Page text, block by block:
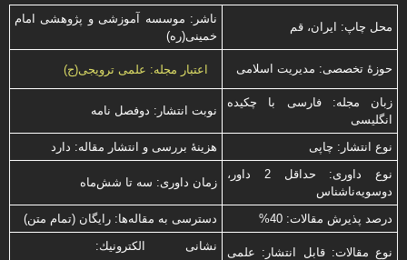
محل چاپ: ایران، قم
ناشر: موسسه آموزشی و پژوهشی امام
خمینی(ره)
حوزۀ تخصصی: مدیریت اسلامی اعتبار مجله: علمی ترویجی(ج)
زبان مجله: فارسی با چكیده
انگلیسی
نوبت انتشار: دوفصل نامه
نوع انتشار: چاپی
هزینۀ بررسی و انتشار مقاله: دارد
نوع داوری: حداقل 2 داور،
دوسویه‌ناشناس
زمان داوری: سه تا شش‌ماه
درصد پذیرش مقالات: 40% دسترسی به مقاله‌ها: رایگان (تمام متن)
نوع مقالات: قابل انتشار: علمی
نشانی الكترونیك: